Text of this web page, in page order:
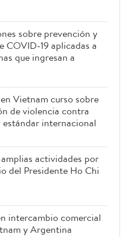
sobre prevención y
COVID-19 aplicadas a
que ingresan a
Vietnam curso sobre
de violencia contra
estándar internacional
actividades por
del Presidente Ho Chi
intercambio comercial
y Argentina